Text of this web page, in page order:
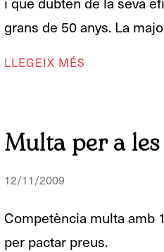
grans de 50 anys. La
LLEGEIX MÉS
Multa per a les
12/11/2009
Competència multa amb
per pactar preus.